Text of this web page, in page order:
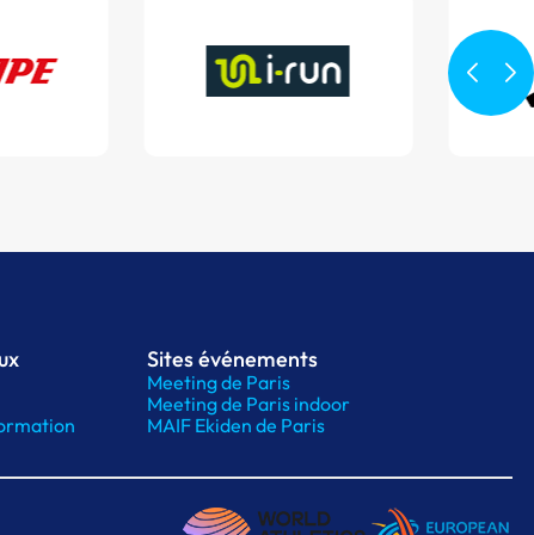
Sites événements
Meeting de Paris
Meeting de Paris indoor
MAIF Ekiden de Paris